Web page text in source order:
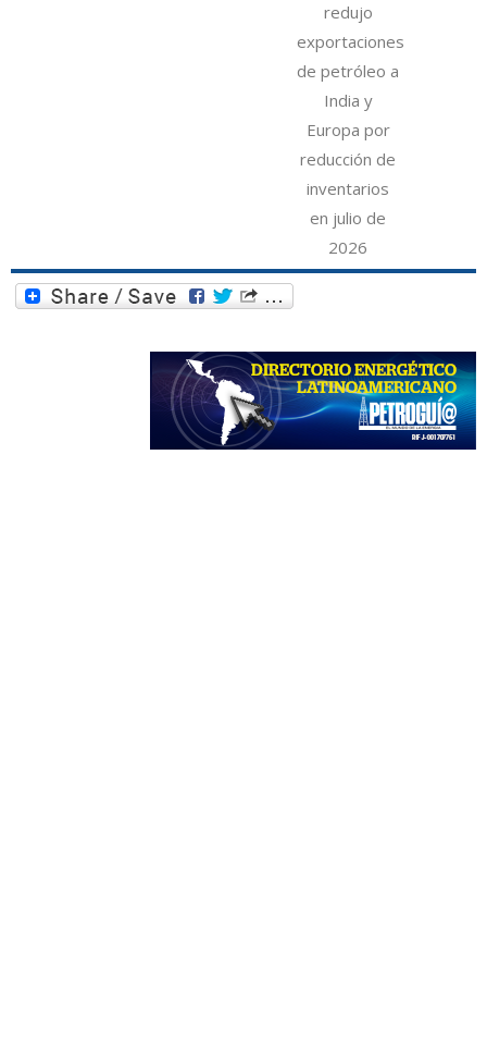
redujo
exportaciones
de petróleo a
India y
Europa por
reducción de
inventarios
en julio de
2026